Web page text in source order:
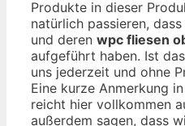
Produkte in dieser
natürlich passieren,
und deren wpc fliesen
aufgeführt haben. Ist
uns jederzeit und ohne
Eine kurze Anmerkung
reicht hier vollkommen
außerdem sagen, dass